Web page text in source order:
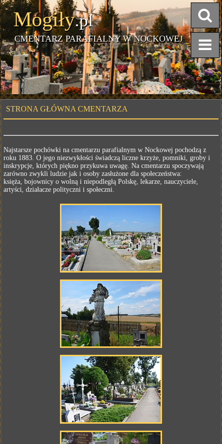
Mogiły.pl
CMENTARZ PARAFIALNY W NOCKOWEJ
STRONA GŁÓWNA CMENTARZA
Najstarsze pochówki na cmentarzu parafialnym w Nockowej pochodzą z
roku 1883. O jego niezwykłości świadczą liczne krzyże, pomniki, groby i
inskrypcje, których piękno przykuwa uwagę. Na cmentarzu spoczywają
zarówno zwykli ludzie jak i osoby zasłużone dla społeczeństwa:
księża, bojownicy o wolną i niepodległą Polskę, lekarze, nauczyciele,
artyści, działacze polityczni i społeczni.